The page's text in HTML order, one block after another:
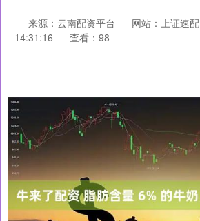
来源：云南配资平台 网站：上证速配
14:31:16
查看：98